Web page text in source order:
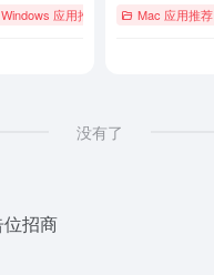
Windows 应用推荐 # bash # GitHub
Mac 应用推荐
没有了